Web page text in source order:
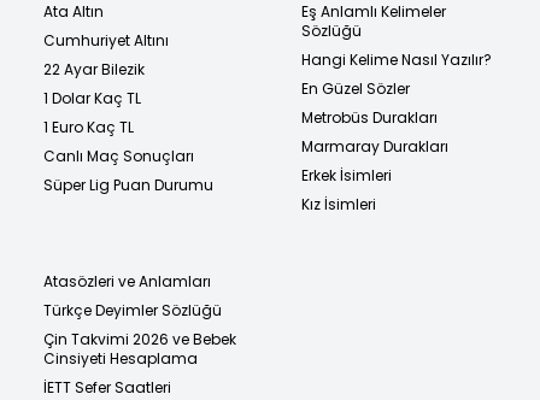
Ata Altın
Cumhuriyet Altını
22 Ayar Bilezik
1 Dolar Kaç TL
1 Euro Kaç TL
Canlı Maç Sonuçları
Süper Lig Puan Durumu
Eş Anlamlı Kelimeler
Sözlüğü
Hangi Kelime Nasıl Yazılır?
En Güzel Sözler
Metrobüs Durakları
Marmaray Durakları
Erkek İsimleri
Kız İsimleri
Atasözleri ve Anlamları
Türkçe Deyimler Sözlüğü
Çin Takvimi 2026 ve Bebek
Cinsiyeti Hesaplama
İETT Sefer Saatleri